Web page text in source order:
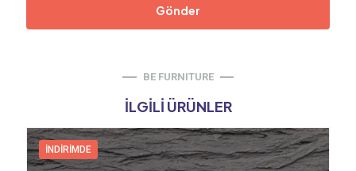
BE FURNITURE
İLGILI ÜRÜNLER
İNDIRIMDE